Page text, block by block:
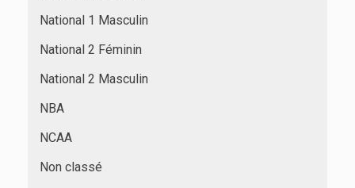
National 1 Masculin
National 2 Féminin
National 2 Masculin
NBA
NCAA
Non classé